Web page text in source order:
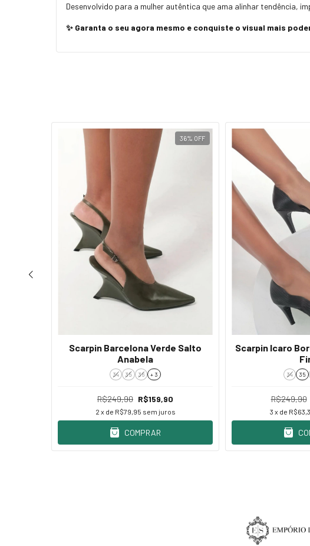
Desenvolvido para a mulher autêntica que ama alinhar tendência,
✨ Garanta o seu agora mesmo e conquiste o visual mais
36% OFF
Scarpin Barcelona Verde Salto
Anabela
34 35 36 + 3
R$249,90 R$159,90
2 x de R$79,95 sem juros
COMPRAR
Scarpin Icaro
34 35
R$249,90
3 x de